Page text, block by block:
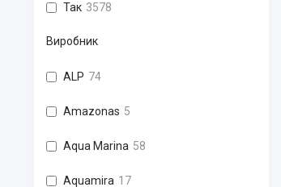
Так 3578
Виробник
ALP 74
Amazonas 5
Aqua Marina 58
Aquamira 17